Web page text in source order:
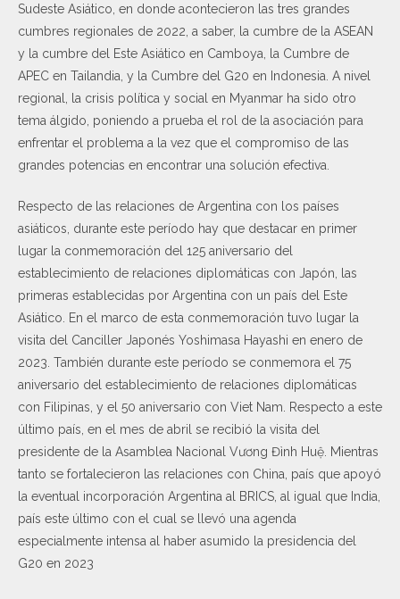
Sudeste Asiático, en donde acontecieron las tres grandes
cumbres regionales de 2022, a saber, la cumbre de la ASEAN
y la cumbre del Este Asiático en Camboya, la Cumbre de
APEC en Tailandia, y la Cumbre del G20 en Indonesia. A nivel
regional, la crisis política y social en Myanmar ha sido otro
tema álgido, poniendo a prueba el rol de la asociación para
enfrentar el problema a la vez que el compromiso de las
grandes potencias en encontrar una solución efectiva.
Respecto de las relaciones de Argentina con los países
asiáticos, durante este período hay que destacar en primer
lugar la conmemoración del 125 aniversario del
establecimiento de relaciones diplomáticas con Japón, las
primeras establecidas por Argentina con un país del Este
Asiático. En el marco de esta conmemoración tuvo lugar la
visita del Canciller Japonés Yoshimasa Hayashi en enero de
2023. También durante este período se conmemora el 75
aniversario del establecimiento de relaciones diplomáticas
con Filipinas, y el 50 aniversario con Viet Nam. Respecto a este
último país, en el mes de abril se recibió la visita del
presidente de la Asamblea Nacional Vương Đình Huệ. Mientras
tanto se fortalecieron las relaciones con China, país que apoyó
la eventual incorporación Argentina al BRICS, al igual que India,
país este último con el cual se llevó una agenda
especialmente intensa al haber asumido la presidencia del
G20 en 2023